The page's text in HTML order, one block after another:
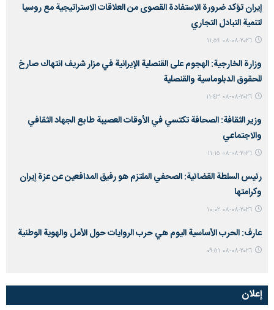
إيران تؤكد ضرورة الاستفادة القصوى من العلاقات الاستراتيجية مع روسيا
لتنمية التبادل التجاري
٢٠٢٦-٠٨-٠٨ ١١:٥٤
وزارة الخارجية: الهجوم على القنصلية الإيرانية في مزار شريف انتهاك صارخ
للحقوق الدبلوماسية والقنصلية
٢٠٢٦-٠٨-٠٨ ١١:٤٣
وزير الثقافة: الصحافة تكتسي في الأوقات العصيبة طابع الجهاد الثقافي
والاجتماعي
٢٠٢٦-٠٨-٠٨ ١١:١٥
رئيس السلطة القضائية: الصحفي الملتزم هو رفيق المدافعين عن عزة إيران
وكرامتها
٢٠٢٦-٠٨-٠٨ ١٠:٠٢
عارف: الحرب الأساسية اليوم هي حرب الروايات حول الأمل والهوية الوطنية
٢٠٢٦-٠٨-٠٨ ٠٩:٥١
إعلان